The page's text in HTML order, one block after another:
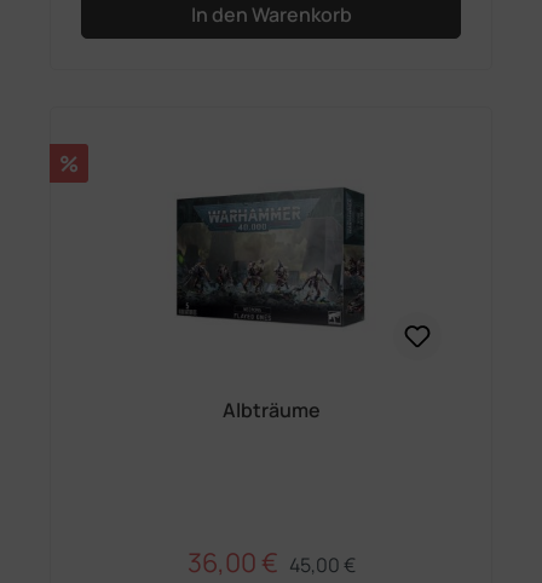
In den Warenkorb
Rabatt
%
Albträume
Verkaufspreis:
36,00 € Regulärer Preis:
45,00 €